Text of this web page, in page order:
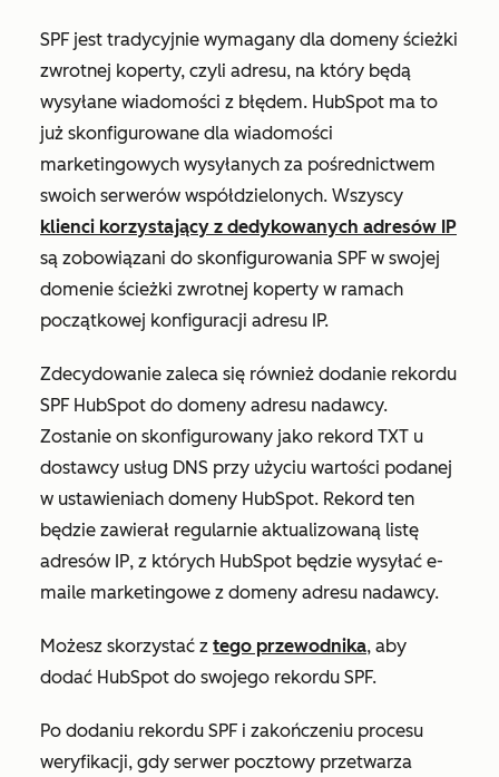
SPF jest tradycyjnie wymagany dla domeny ścieżki
zwrotnej koperty, czyli adresu, na który będą
wysyłane wiadomości z błędem. HubSpot ma to
już skonfigurowane dla wiadomości
marketingowych wysyłanych za pośrednictwem
swoich serwerów współdzielonych. Wszyscy
klienci korzystający z dedykowanych adresów IP
są zobowiązani do skonfigurowania SPF w swojej
domenie ścieżki zwrotnej koperty w ramach
początkowej konfiguracji adresu IP.
Zdecydowanie zaleca się również dodanie rekordu
SPF HubSpot do domeny adresu nadawcy.
Zostanie on skonfigurowany jako rekord TXT u
dostawcy usług DNS przy użyciu wartości podanej
w ustawieniach domeny HubSpot. Rekord ten
będzie zawierał regularnie aktualizowaną listę
adresów IP, z których HubSpot będzie wysyłać e-
maile marketingowe z domeny adresu nadawcy.
Możesz skorzystać z tego przewodnika, aby
dodać HubSpot do swojego rekordu SPF.
Po dodaniu rekordu SPF i zakończeniu procesu
weryfikacji, gdy serwer pocztowy przetwarza